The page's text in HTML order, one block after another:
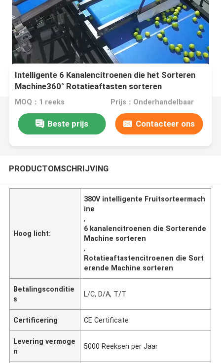
Intelligente 6 Kanalencitroenen die het Sorteren
Machine360° Rotatieaftasten sorteren
MOQ：1 reeks Prijs：Onderhandelbaar
Beste prijs Contacteer ons
PRODUCTOMSCHRIJVING
Hoog licht:
380V intelligente Fruitsorteermach
ine
,
6 kanalencitroenen die Sorterende
Machine sorteren
,
Rotatieaftastencitroenen die Sort
erende Machine sorteren
Betalingsconditie
s
L/C, D/A, T/T
Certificering CE Certificate
Levering vermoge
n
5000 Reeksen per Jaar